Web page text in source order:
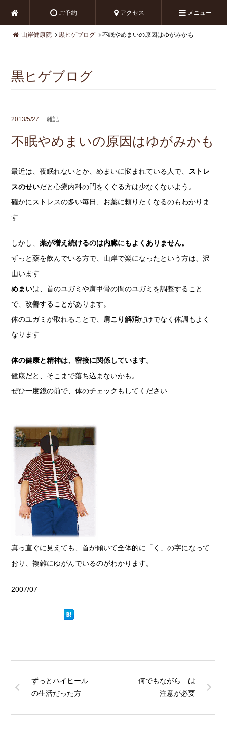
ご予約 アクセス メニュー
山岸健康院 黒ヒゲブログ 不眠やめまいの原因はゆがみかも
黒ヒゲブログ
2013/5/27 雑記
不眠やめまいの原因はゆがみかも
最近は、夜眠れないとか、めまいに悩まれている人で、 ストレ
スのせいだと心療内科の門をくぐる方は少なくないよう。
確かにストレスの多い毎日、お薬に頼りたくなるのもわかりま
す
しかし、薬が増え続けるのは内臓にもよくありません。
ずっと薬を飲んでいる方で、山岸で楽になったという方は、沢
山います
めまいは、首のユガミや肩甲骨の間のユガミを調整すること
で、改善することがあります。
体のユガミが取れることで、 肩こり解消だけでなく体調もよく
なります
体の健康と精神は、密接に関係しています。
健康だと、そこまで落ち込まないかも。
ぜひ一度鏡の前で、体のチェックもしてください
真っ直ぐに見えても、首が傾いて全体的に「く」の字になって
おり、複雑にゆがんでいるのがわかります。
2007/07
ずっとハイヒール
の生活だった方
何でもながら…は
注意が必要